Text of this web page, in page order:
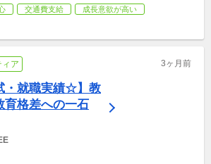
交通費支給
成長意欲が高い
ィア 3ヶ月前
・就職実績☆】教
育格差への一石